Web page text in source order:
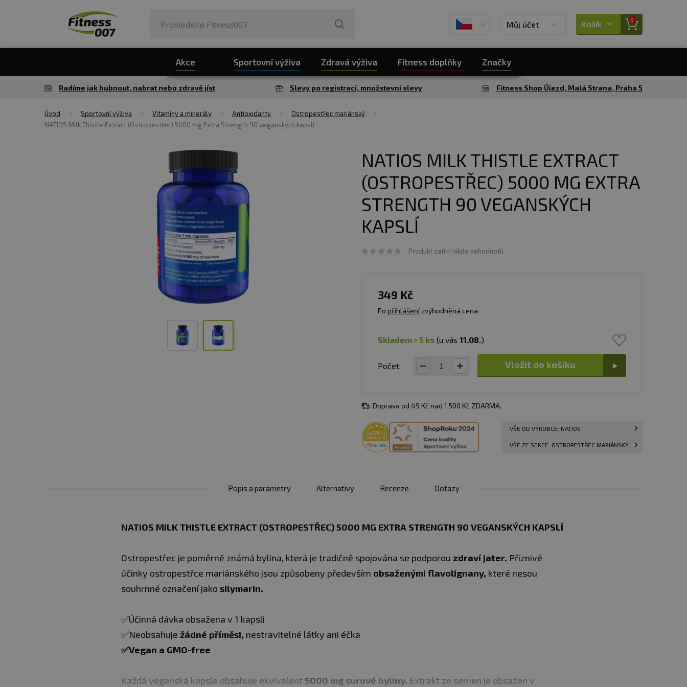
Můj účet Košík 0
Akce Sportovní výživa Zdravá výživa Fitness doplňky Značky
Radíme jak hubnout, nabrat nebo zdravě jíst Slevy po registraci, množstevní slevy Fitness Shop Újezd, Malá Strana, Praha 5
Úvod Sportovní výživa Vitamíny a minerály Antioxidanty
Ostropestřec mariánský
NATIOS Milk Thistle Extract (Ostropestřec) 5000 mg Extra Strength 90 veganských kapslí
NATIOS MILK THISTLE EXTRACT
(OSTROPESTŘEC) 5000 MG EXTRA
STRENGTH 90 VEGANSKÝCH
KAPSLÍ
Produkt zatím nikdo nehodnotil
349 Kč
Po přihlášenízvýhodněná cena
skladem > 5 ks (u vás 11.08.)
Počet: Vložit do košíku
Doprava od 49 Kč nad 1 500 Kč ZDARMA.
VŠE OD VÝROBCE: NATIOS
VŠE ZE SEKCE: OSTROPESTŘEC MARIÁNSKÝ
Popis a parametry Alternativy Recenze Dotazy
NATIOS MILK THISTLE EXTRACT (OSTROPESTŘEC) 5000 MG EXTRA STRENGTH 90 VEGANSKÝCH KAPSLÍ
Ostropestřec je poměrně známá bylina, která je tradičně spojována se podporou zdraví jater. Příznivé
účinky ostropestřce mariánského jsou způsobeny především obsaženými flavolignany, které nesou
souhrnné označení jako silymarin.
✅Účinná dávka obsažena v 1 kapsli
✅Neobsahuje žádné příměsi, nestravitelné látky ani éčka
✅Vegan a GMO-free
Každá veganská kapsle obsahuje ekvivalent 5000 mg surové byliny. Extrakt ze semen je obsažen v